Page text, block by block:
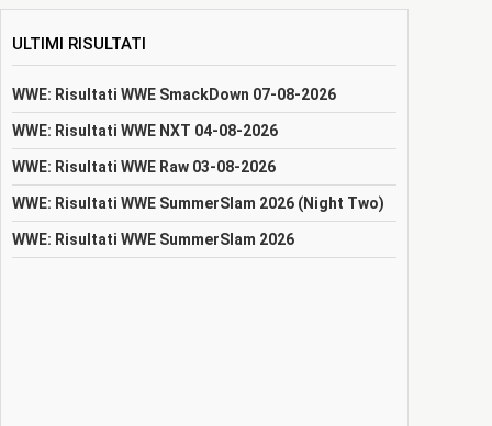
ULTIMI RISULTATI
WWE: Risultati WWE SmackDown 07-08-2026
WWE: Risultati WWE NXT 04-08-2026
WWE: Risultati WWE Raw 03-08-2026
WWE: Risultati WWE SummerSlam 2026 (Night Two)
WWE: Risultati WWE SummerSlam 2026